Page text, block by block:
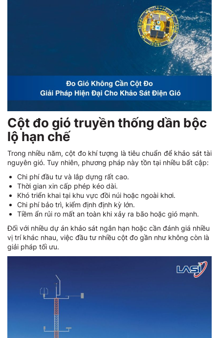
Cột đo gió truyền thống dần bộc
lộ hạn chế
Trong nhiều năm, cột đo khí tượng là tiêu chuẩn để khảo sát tài
nguyên gió. Tuy nhiên, phương pháp này tồn tại nhiều bất cập:
Chi phí đầu tư và lắp dựng rất cao.
Thời gian xin cấp phép kéo dài.
Khó triển khai tại khu vực đồi núi hoặc ngoài khơi.
Chi phí bảo trì, kiểm định định kỳ lớn.
Tiềm ẩn rủi ro mất an toàn khi xảy ra bão hoặc gió mạnh.
Đối với nhiều dự án khảo sát ngắn hạn hoặc cần đánh giá nhiều
vị trí khác nhau, việc đầu tư nhiều cột đo gần như không còn là
giải pháp tối ưu.